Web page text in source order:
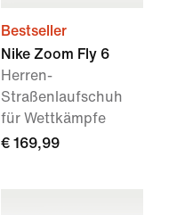
Bestseller
Nike Zoom Fly 6
Herren-
Straßenlaufschuh
für Wettkämpfe
€ 169,99